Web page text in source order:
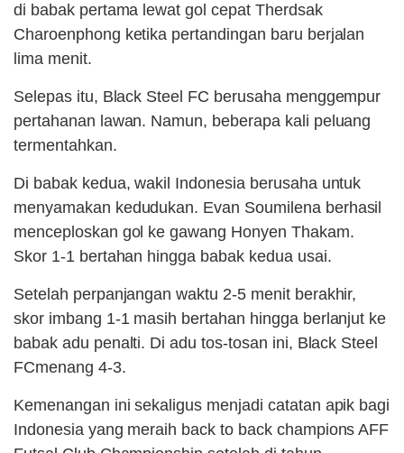
di babak pertama lewat gol cepat Therdsak
Charoenphong ketika pertandingan baru berjalan
lima menit.
Selepas itu, Black Steel FC berusaha menggempur
pertahanan lawan. Namun, beberapa kali peluang
termentahkan.
Di babak kedua, wakil Indonesia berusaha untuk
menyamakan kedudukan. Evan Soumilena berhasil
menceploskan gol ke gawang Honyen Thakam.
Skor 1-1 bertahan hingga babak kedua usai.
Setelah perpanjangan waktu 2-5 menit berakhir,
skor imbang 1-1 masih bertahan hingga berlanjut ke
babak adu penalti. Di adu tos-tosan ini, Black Steel
FCmenang 4-3.
Kemenangan ini sekaligus menjadi catatan apik bagi
Indonesia yang meraih back to back champions AFF